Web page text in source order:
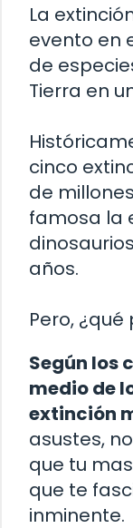
La
evento en
de
Tierra en
cinco
de
famosa la
años.
Pero,
Según los
medio de
extinción
asustes,
que tu
que te
inminente.